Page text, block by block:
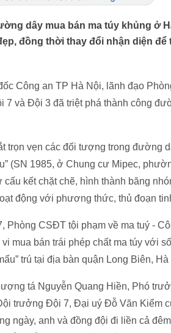
dây mua bán ma túy khủng ở
đồng thời thay đổi nhận diện
Công an TP Hà Nội, lãnh đạo
7 và Đội 3 đã triệt phá thành công
trọn vẹn các đối tượng trong đường
(SN 1985, ở Chung cư Mipec,
kết chặt chẽ, hình thành băng
động với phương thức, thủ đoạn
Phòng CSĐT tội phạm về ma tuý -
mua bán trái phép chất ma túy với
trú tại địa bàn quận Long Biên, Hà
tá Nguyễn Quang Hiền, Phó
trưởng Đội 7, Đại uý Đỗ Văn Kiểm
ngày, anh và đồng đội đi liền cả